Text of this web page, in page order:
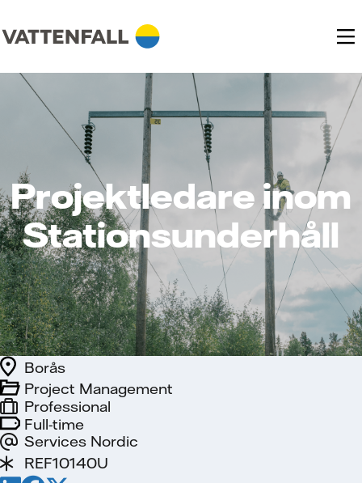
Projektledare inom
Stationsunderhåll
Full-time
Services Nordic
Project Management
Borås
Professional
REF10140U